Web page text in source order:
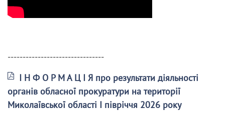
--------------------------------
І Н Ф О Р М А Ц І Я про результати діяльності
органів обласної прокуратури на території
Миколаївської області І півріччя 2026 року